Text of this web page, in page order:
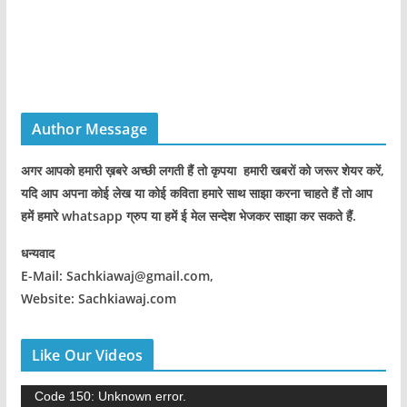
Author Message
अगर आपको हमारी ख़बरे अच्छी लगती हैं तो कृपया हमारी खबरों को जरूर शेयर करें,
यदि आप अपना कोई लेख या कोई कविता हमारे साथ साझा करना चाहते हैं तो आप
हमें हमारे whatsapp ग्रुप या हमें ई मेल सन्देश भेजकर साझा कर सकते हैं.
धन्यवाद
E-Mail: Sachkiawaj@gmail.com,
Website: Sachkiawaj.com
Like Our Videos
Code 150: Unknown error.